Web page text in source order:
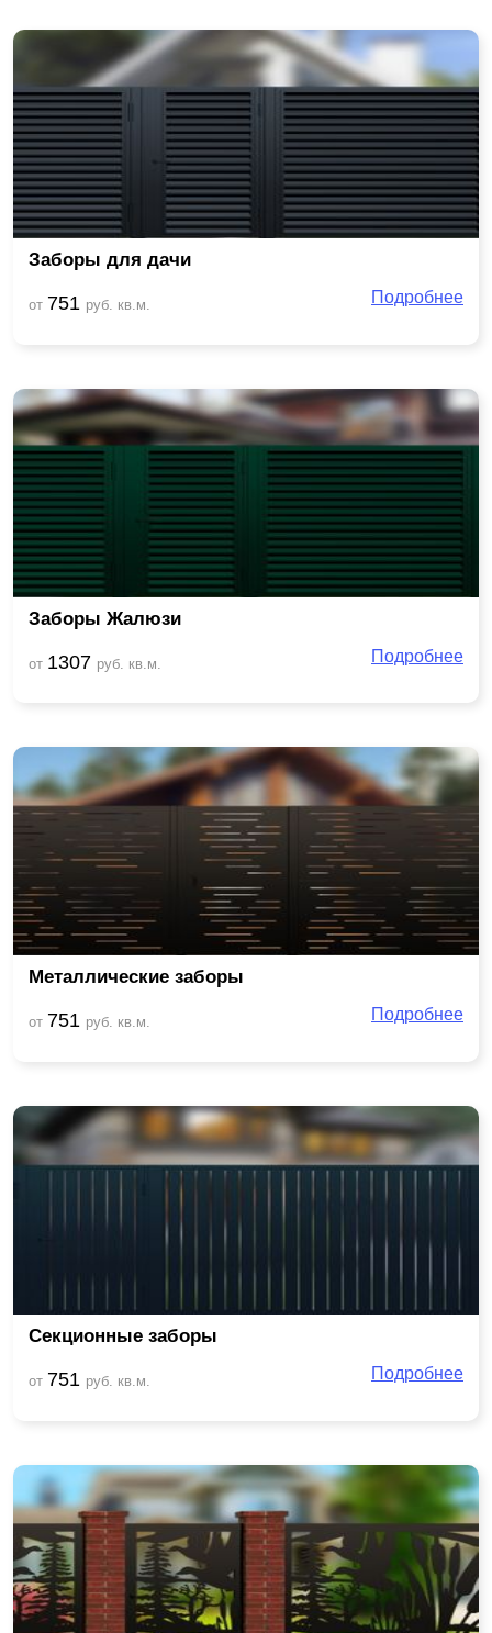
Заборы для дачи
от 751 руб. кв.м. Подробнее
Заборы Жалюзи
от 1307 руб. кв.м. Подробнее
Металлические заборы
от 751 руб. кв.м. Подробнее
Секционные заборы
от 751 руб. кв.м. Подробнее